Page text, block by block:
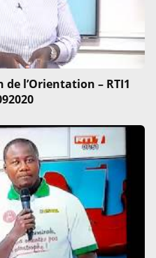
l’Orientation – RTI1